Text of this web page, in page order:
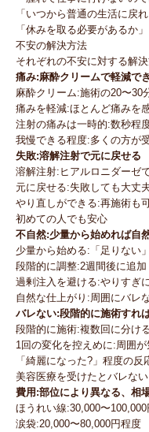
「いつから普通の生活に戻れ
「休みを取る必要があるか」
不安の解決方法
それぞれの不安に対する解
痛み:麻酔クリームで軽減で
麻酔クリーム:施術の20〜30
痛みを軽減:ほとんど痛みを
注射の痛みは一時的:数秒程
我慢できる程度:多くの方が
失敗:溶解注射で元に戻せる
溶解注射:ヒアルロニダーゼ
元に戻せる:失敗しても大丈
やり直しができる:再施術も
初めての人でも安心
不自然:少量から始めれば自
少量から始める:「足りない
段階的に調整:2週間後に追加
過剰注入を避ける:やりすぎ
自然な仕上がり:周囲にバレ
バレない:段階的に施術すれ
段階的に施術:複数回に分け
1回の変化を控えめに:周囲
「綺麗になった?」程度の反
美容医療を受けたとバレない
費用:部位により異なる、相
ほうれい線:30,000〜
涙袋:20,000〜80,000円程度